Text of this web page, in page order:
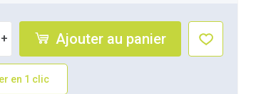
+ Ajouter au panier
en 1 clic